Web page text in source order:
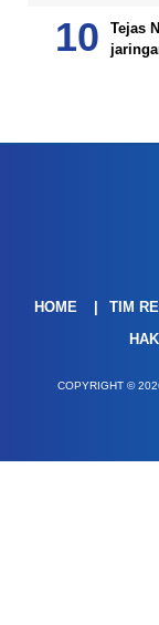
Tejas
HOME TIM
COPYRIGHT ©